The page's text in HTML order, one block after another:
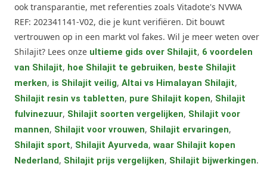
ook transparantie, met referenties zoals Vitadote's NVWA
REF: 202341141-V02, die je kunt verifiëren. Dit bouwt
vertrouwen op in een markt vol fakes. Wil je meer weten over
Shilajit? Lees onze ultieme gids over Shilajit, 6 voordelen
van Shilajit, hoe Shilajit te gebruiken, beste Shilajit
merken, is Shilajit veilig, Altai vs Himalayan Shilajit,
Shilajit resin vs tabletten, pure Shilajit kopen, Shilajit
fulvinezuur, Shilajit soorten vergelijken, Shilajit voor
mannen, Shilajit voor vrouwen, Shilajit ervaringen,
Shilajit sport, Shilajit Ayurveda, waar Shilajit kopen
Nederland, Shilajit prijs vergelijken, Shilajit bijwerkingen.